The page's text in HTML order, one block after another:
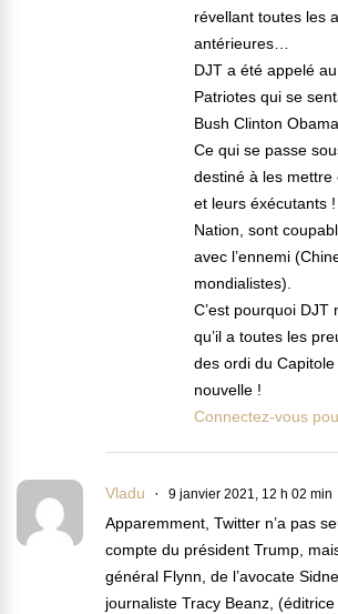
révellant toutes les
antérieures…
DJT a été appelé
Patriotes qui se
Bush Clinton
Ce qui se passe
destiné à les
et leurs éxécutants
Nation, sont
avec l’ennemi
mondialistes).
C’est pourquoi DJT
qu’il a toutes les
des ordi du
nouvelle !
Connectez-vous
Vladu 9 janvier 2021, 12 h 02 min
Apparemment, Twitter n’a pas
compte du président Trump,
général Flynn, de l’avocate
journaliste Tracy Beanz,